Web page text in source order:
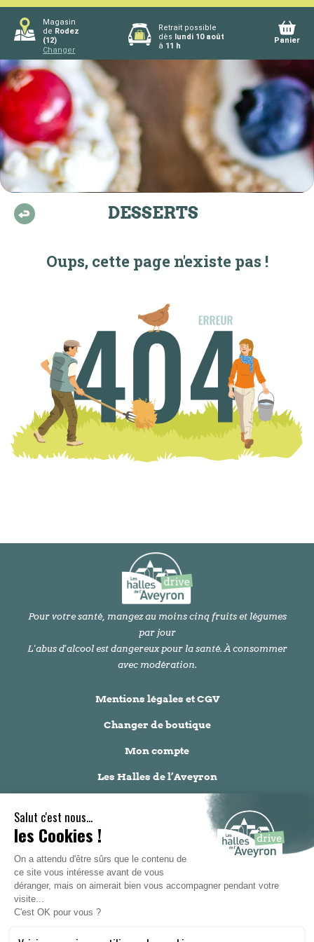
Magasin
de Rodez
(12)
Changer
Retrait possible
dès lundi 10 août
à 11 h
Panier
DESSERTS
Oups, cette page n'existe pas !
Pour votre santé, mangez au moins cinq fruits et légumes
par jour
L'abus d'alcool est dangereux pour la santé. À consommer
avec modération.
Mentions légales et CGV
Changer de boutique
Mon compte
Les Halles de l’Aveyron
Réalisé par Burlat agence
Lundi au samedi :
9h00 - 12h30 et 14h00 - 19h00
05 65 67 88 50